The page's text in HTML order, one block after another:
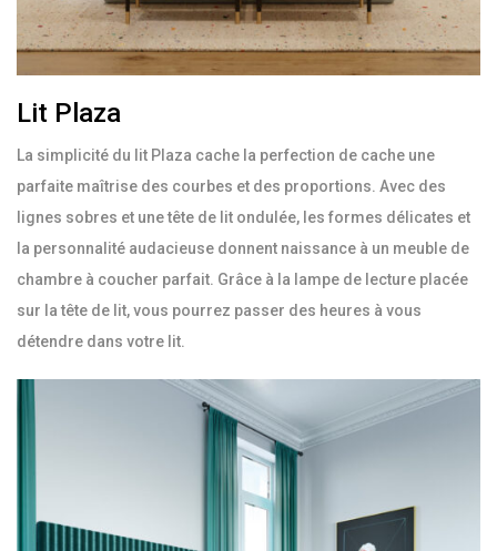
Lit Plaza
La simplicité du lit Plaza cache la perfection de cache une
parfaite maîtrise des courbes et des proportions. Avec des
lignes sobres et une tête de lit ondulée, les formes délicates et
la personnalité audacieuse donnent naissance à un meuble de
chambre à coucher parfait. Grâce à la lampe de lecture placée
sur la tête de lit, vous pourrez passer des heures à vous
détendre dans votre lit.